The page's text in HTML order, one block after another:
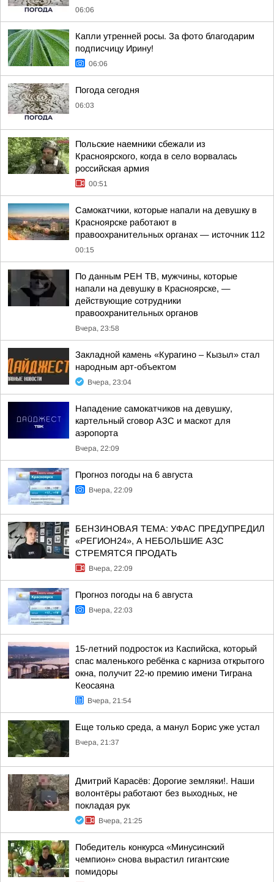
06:06
Капли утренней росы. За фото благодарим
подписчицу Ирину!
06:06
Погода сегодня
06:03
Польские наемники сбежали из
Красноярского, когда в село ворвалась
российская армия
00:51
Самокатчики, которые напали на девушку в
Красноярске работают в
правоохранительных органах — источник 112
00:15
По данным РЕН ТВ, мужчины, которые
напали на девушку в Красноярске, —
действующие сотрудники
правоохранительных органов
Вчера, 23:58
Закладной камень «Курагино – Кызыл» стал
народным арт-объектом
Вчера, 23:04
Нападение самокатчиков на девушку,
картельный сговор АЗС и маскот для
аэропорта
Вчера, 22:09
Прогноз погоды на 6 августа
Вчера, 22:09
БЕНЗИНОВАЯ ТЕМА: УФАС ПРЕДУПРЕДИЛ
«РЕГИОН24», А НЕБОЛЬШИЕ АЗС
СТРЕМЯТСЯ ПРОДАТЬ
Вчера, 22:09
Прогноз погоды на 6 августа
Вчера, 22:03
15-летний подросток из Каспийска, который
спас маленького ребёнка с карниза открытого
окна, получит 22-ю премию имени Тиграна
Кеосаяна
Вчера, 21:54
Еще только среда, а манул Борис уже устал
Вчера, 21:37
Дмитрий Карасёв: Дорогие земляки!. Наши
волонтёры работают без выходных, не
покладая рук
Вчера, 21:25
Победитель конкурса «Минусинский
чемпион» снова вырастил гигантские
помидоры